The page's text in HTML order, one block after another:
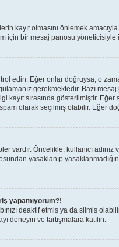
kayıt olmasını önlemek
için bir mesaj panosu yöneticisiyle
edin. Eğer onlar doğruysa, o
gerekmektedir. Bazı
kayıt sırasında gösterilmiştir.
olarak seçilmiş olabilir. Eğer
vardır. Öncelikle, kullanıcı
yasaklanıp
yapamıyorum?!
deaktif etmiş ya da silmiş
deneyin ve tartışmalara katılın.